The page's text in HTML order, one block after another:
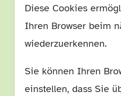
Diese Cookies
Ihren Browser beim
wiederzuerkennen.
Sie können Ihren
einstellen, dass Sie